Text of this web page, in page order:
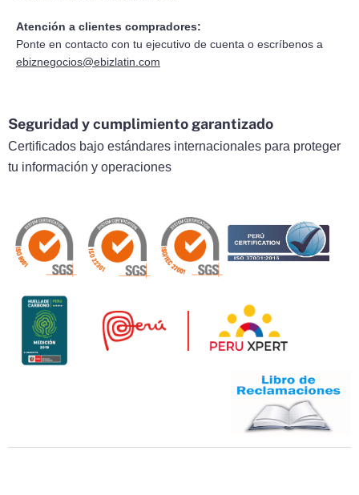
Atención a clientes compradores:
Ponte en contacto con tu ejecutivo de cuenta o escríbenos a
ebiznegocios@ebizlatin.com
Seguridad y cumplimiento garantizado
Certificados bajo estándares internacionales para proteger
tu información y operaciones